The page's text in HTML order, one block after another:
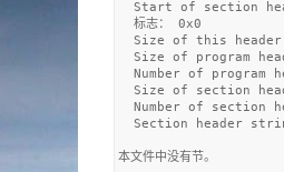
Start of section
  标志： 0x0
Size of this
Size of program
Number of program
Size of section
Number of section
Section header
本文件中没有节。